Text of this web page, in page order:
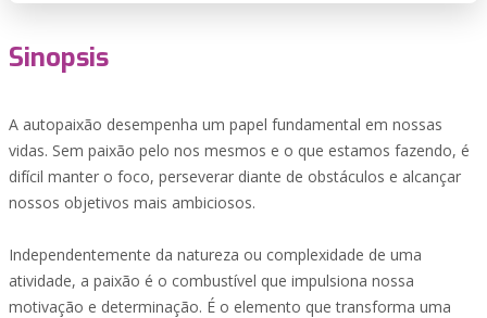
Sinopsis
A autopaixão desempenha um papel fundamental em nossas
vidas. Sem paixão pelo nos mesmos e o que estamos fazendo, é
difícil manter o foco, perseverar diante de obstáculos e alcançar
nossos objetivos mais ambiciosos.
Independentemente da natureza ou complexidade de uma
atividade, a paixão é o combustível que impulsiona nossa
motivação e determinação. É o elemento que transforma uma